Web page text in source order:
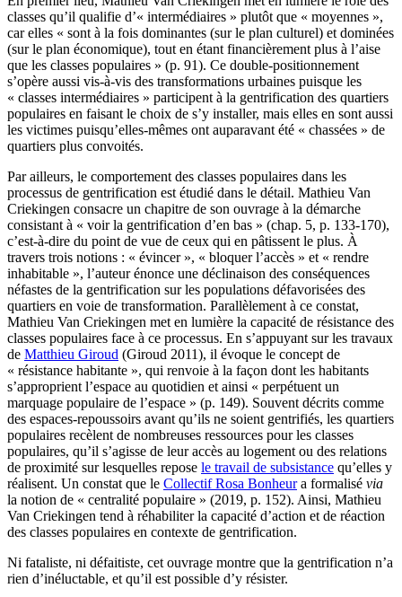
classes qu’il qualifie d’« intermédiaires » plutôt que « moyennes »,
car elles « sont à la fois dominantes (sur le plan culturel) et dominées
(sur le plan économique), tout en étant financièrement plus à l’aise
que les classes populaires » (p. 91). Ce double-positionnement
s’opère aussi vis-à-vis des transformations urbaines puisque les
« classes intermédiaires » participent à la gentrification des quartiers
populaires en faisant le choix de s’y installer, mais elles en sont aussi
les victimes puisqu’elles-mêmes ont auparavant été « chassées » de
quartiers plus convoités.
Par ailleurs, le comportement des classes populaires dans les
processus de gentrification est étudié dans le détail. Mathieu Van
Criekingen consacre un chapitre de son ouvrage à la démarche
consistant à « voir la gentrification d’en bas » (chap. 5, p. 133-170),
c’est-à-dire du point de vue de ceux qui en pâtissent le plus. À
travers trois notions : « évincer », « bloquer l’accès » et « rendre
inhabitable », l’auteur énonce une déclinaison des conséquences
néfastes de la gentrification sur les populations défavorisées des
quartiers en voie de transformation. Parallèlement à ce constat,
Mathieu Van Criekingen met en lumière la capacité de résistance des
classes populaires face à ce processus. En s’appuyant sur les travaux
de Matthieu Giroud (Giroud 2011), il évoque le concept de
« résistance habitante », qui renvoie à la façon dont les habitants
s’approprient l’espace au quotidien et ainsi « perpétuent un
marquage populaire de l’espace » (p. 149). Souvent décrits comme
des espaces-repoussoirs avant qu’ils ne soient gentrifiés, les quartiers
populaires recèlent de nombreuses ressources pour les classes
populaires, qu’il s’agisse de leur accès au logement ou des relations
de proximité sur lesquelles repose le travail de subsistance qu’elles y
réalisent. Un constat que le Collectif Rosa Bonheura formalisé via
la notion de « centralité populaire » (2019, p. 152). Ainsi, Mathieu
Van Criekingen tend à réhabiliter la capacité d’action et de réaction
des classes populaires en contexte de gentrification.
Ni fataliste, ni défaitiste, cet ouvrage montre que la gentrification n’a
rien d’inéluctable, et qu’il est possible d’y résister.